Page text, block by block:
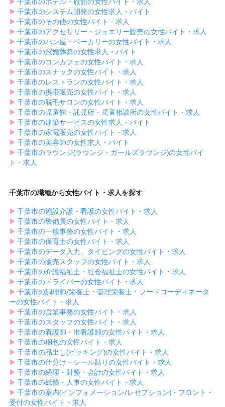
▶︎ 千葉市のシステム開発の女性求人・バイト
▶︎ 千葉市のその他の女性バイト・求人
▶︎ 千葉市のアクセサリー・ジュエリー販売の女性バイト・求人
▶︎ 千葉市のパン屋・ベーカリーの女性バイト・求人
▶︎ 千葉市の冠婚葬祭の女性求人・バイト
▶︎ 千葉市のコンカフェの女性バイト・求人
▶︎ 千葉市のスナックの女性バイト・求人
▶︎ 千葉市のレストランの女性バイト・求人
▶︎ 千葉市の携帯販売の女性バイト・求人
▶︎ 千葉市の脱毛サロンの女性バイト・求人
▶︎ 千葉市の児童館・託児所・児童相談所の女性バイト・求人
▶︎ 千葉市の建築サービスの女性求人・バイト
▶︎ 千葉市の家電販売の女性バイト・求人
▶︎ 千葉市の美容師の女性求人・バイト
▶︎ 千葉市のラウンジ(ラウンジ・ガールズラウンジ)の女性バイ
ト・求人
千葉市の職種から女性バイト・求人を探す
▶︎ 千葉市の施設介護・看護の女性バイト・求人
▶︎ 千葉市の警備員の女性バイト・求人
▶︎ 千葉市の一般事務の女性バイト・求人
▶︎ 千葉市の保育士の女性バイト・求人
▶︎ 千葉市のデータ入力、タイピングの女性バイト・求人
▶︎ 千葉市の販売スタッフの女性バイト・求人
▶︎ 千葉市の介護福祉士・社会福祉士の女性バイト・求人
▶︎ 千葉市のドライバーの女性バイト・求人
▶︎ 千葉市の調理師/栄養士・管理栄養士・フードコーディネータ
ーの女性バイト・求人
▶︎ 千葉市の営業事務の女性バイト・求人
▶︎ 千葉市のスタッフの女性バイト・求人
▶︎ 千葉市の看護師・准看護師の女性バイト・求人
▶︎ 千葉市の梱包の女性バイト・求人
▶︎ 千葉市の品出し(ピッキング)の女性バイト・求人
▶︎ 千葉市の仕分け・シール貼りの女性バイト・求人
▶︎ 千葉市の経理・財務・会計の女性バイト・求人
▶︎ 千葉市の総務・人事の女性バイト・求人
▶︎ 千葉市の案内(インフォメーション/レセプション)・フロント・
受付の女性バイト・求人